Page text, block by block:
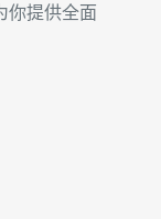
你提供全面